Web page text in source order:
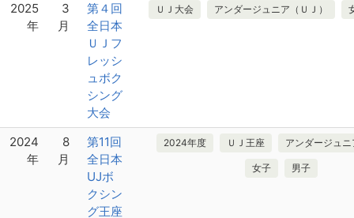
2025
年
3
月
第４回
全日本
ＵＪフ
レッシ
ュボク
シング
大会
ＵＪ大会 アンダージュニア（ＵＪ）
2024
年
8
月
第11回
全日本
UJボ
クシン
グ王座
2024年度 ＵＪ王座 アンダージュ
女子 男子